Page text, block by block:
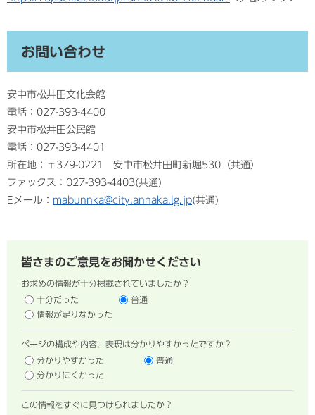
お問い合わせ
安中市松井田文化会館
電話：027-393-4400
安中市松井田公民館
電話：027-393-4401
所在地：〒379-0221 安中市松井田町新堀530（共通）
ファックス：027-393-4403(共通)
Eメール： mabunnka@city.annaka.lg.jp(共通)
皆さまのご意見をお聞かせください
お求めの情報が十分掲載されていましたか？
十分だった
普通
情報が足りなかった
ページの構成や内容、表現は分かりやすかったですか？
分かりやすかった
普通
分かりにくかった
この情報をすぐに見つけられましたか？